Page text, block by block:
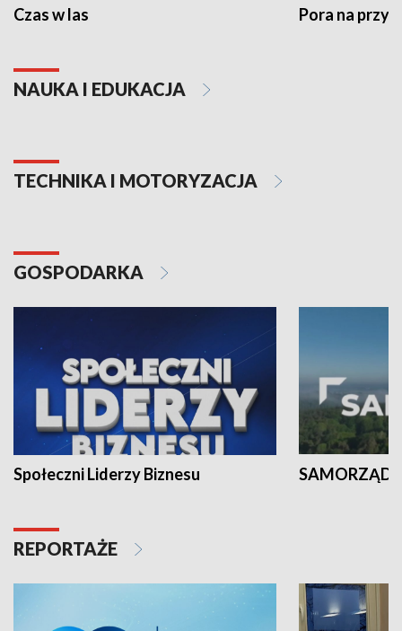
Czas w las Pora na
NAUKA I EDUKACJA
TECHNIKA I MOTORYZACJA
GOSPODARKA
Społeczni Liderzy Biznesu SAMORZĄD
REPORTAŻE